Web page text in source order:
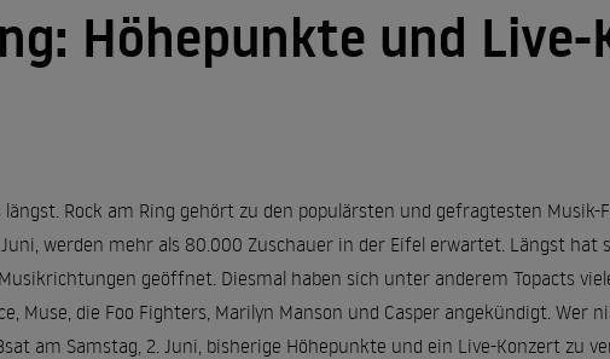
Höhepunkte und
Rock am Ring gehört zu den populärsten und gefragtesten Musik-
Juni, werden mehr als 80.000 Zuschauer in der Eifel erwartet. Längst hat
geöffnet. Diesmal haben sich unter anderem Topacts
Muse, die Foo Fighters, Marilyn Manson und Casper angekündigt. Wer
am Samstag, 2. Juni, bisherige Höhepunkte und ein Live-Konzert zu